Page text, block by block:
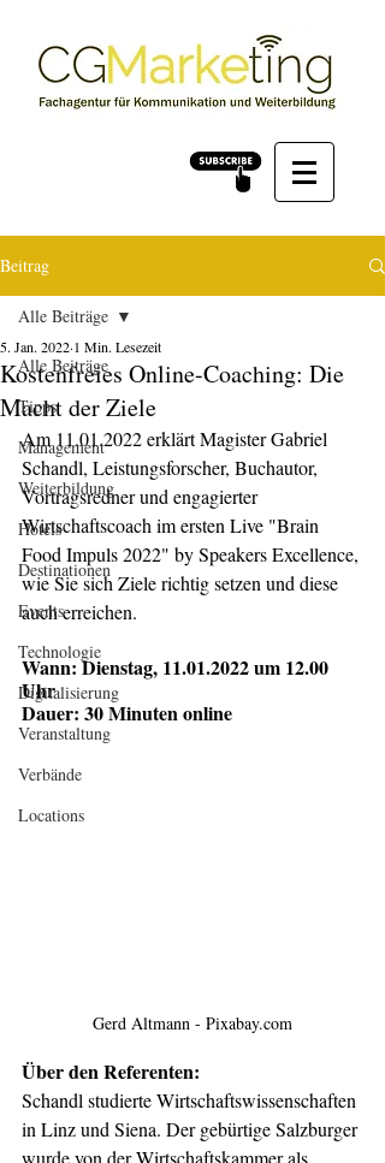
Beitrag
Alle Beiträge
Tipps
Management
Weiterbildung
Hotels
Destinationen
Events
Technologie
Digitalisierung
Veranstaltung
Verbände
Locations
Alle Beiträge
Kostenfreies Online-Coaching: Die
Macht der Ziele
5. Jan. 2022 1 Min. Lesezeit
Am 11.01.2022 erklärt Magister Gabriel
Schandl, Leistungsforscher, Buchautor,
Vortragsredner und engagierter
Wirtschaftscoach im ersten Live "Brain
Food Impuls 2022" by Speakers Excellence,
wie Sie sich Ziele richtig setzen und diese
auch erreichen.
Wann: Dienstag, 11.01.2022 um 12.00
Uhr
Dauer: 30 Minuten online
Gerd Altmann - Pixabay.com
Über den Referenten:
Schandl studierte Wirtschaftswissenschaften
in Linz und Siena. Der gebürtige Salzburger
wurde von der Wirtschaftskammer als